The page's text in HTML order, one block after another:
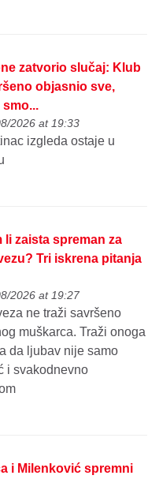
zatvorio slučaj: Klub
objasnio sve,
2026 at 19:33
izgleda ostaje u
li zaista spreman za
Tri iskrena pitanja
2026 at 19:27
ne traži savršeno
muškarca. Traži onoga
da ljubav nije samo
i svakodnevno
i Milenković spremni